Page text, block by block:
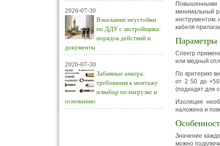
2026-07-30
Взыскание неустойки
по ДДУ с застройщика:
порядок действий и
документы
2026-07-30
Забивные анкера:
требования к монтажу
и выбор по нагрузке и
основанию
Повышенными
минимальный
инструментом,
кабеля
Параметры
Спектр
или медный
По критерию
от 2 50 до
(подходят для
Изоляция
наложена и
Значение
можно